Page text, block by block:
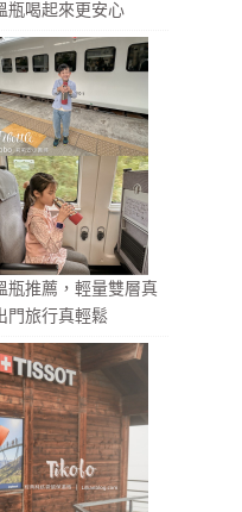
瓶喝起來更安心
瓶推薦，輕量雙層真
門旅行真輕鬆